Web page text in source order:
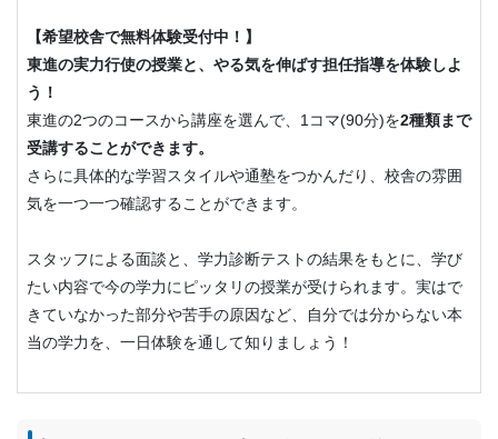
【希望校舎で無料体験受付中！】
東進の実力行使の授業と、やる気を伸ばす担任指導を体験しよ
う！
東進の2つのコースから講座を選んで、1コマ(90分)を2種類まで
受講することができます。
さらに具体的な学習スタイルや通塾をつかんだり、校舎の雰囲
気を一つ一つ確認することができます。
スタッフによる面談と、学力診断テストの結果をもとに、学び
たい内容で今の学力にピッタリの授業が受けられます。実はで
きていなかった部分や苦手の原因など、自分では分からない本
当の学力を、一日体験を通して知りましょう！